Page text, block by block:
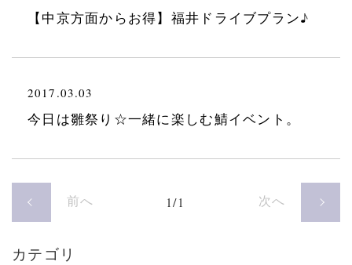
【中京方面からお得】福井ドライブプラン♪
2017.03.03
今日は雛祭り☆一緒に楽しむ鯖イベント。
前へ 1/1 次へ
カテゴリ